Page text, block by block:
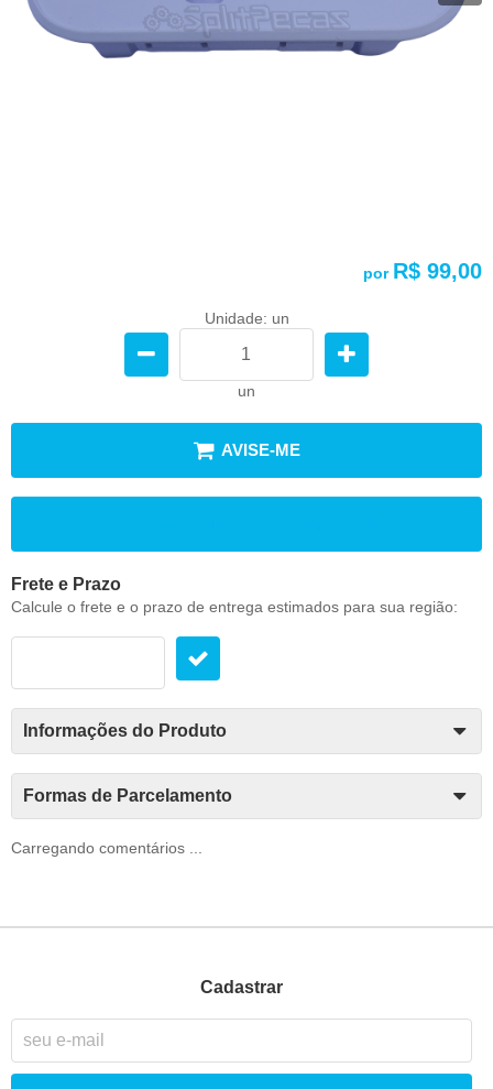
por R$ 99,00
Unidade: un
un
AVISE-ME
Frete e Prazo
Calcule o frete e o prazo de entrega estimados para sua região:
Informações do Produto
Formas de Parcelamento
Carregando comentários ...
Cadastrar